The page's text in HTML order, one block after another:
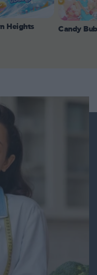
Heights Candy